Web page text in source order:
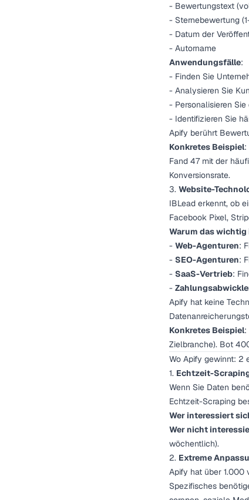
- Bewertungstext
- Sternebewertung
- Datum der
- Autorname
Anwendungsfälle:
- Finden Sie
- Analysieren Sie
- Personalisieren
- Identifizieren Sie
Apify berührt
Konkretes Beispiel:
Fand 47 mit der
Konversionsrate.
3. Website-
IBLead erkennt, ob
Facebook Pixel,
Warum das wichtig
- Web-Agenturen:
- SEO-Agenturen:
- SaaS-Vertrieb:
-
Apify hat keine
Konkretes Beispiel:
Zielbranche). Bot
Wo Apify gewinnt: 2
1. Echtzeit-
Wenn Sie Daten
Echtzeit-Scraping
Wer interessiert
Wer nicht
wöchentlich).
2. Extreme
Apify hat über 1.000
Spezifisches